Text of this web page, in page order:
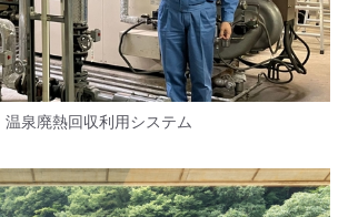
温泉廃熱回収利用システム